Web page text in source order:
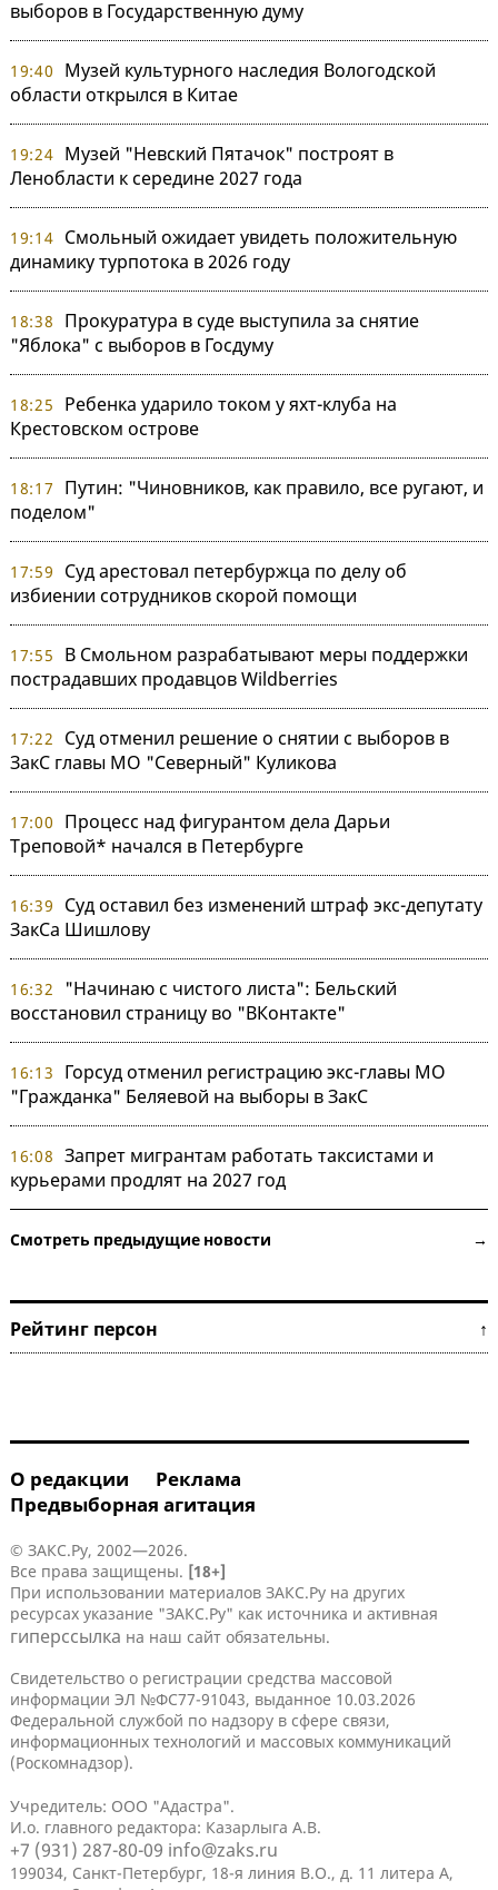
выборов в Государственную думу
19:40
Музей культурного наследия Вологодской
области открылся в Китае
19:24 Музей "Невский Пятачок" построят в
Ленобласти к середине 2027 года
19:14 Смольный ожидает увидеть положительную
динамику турпотока в 2026 году
18:38
Прокуратура в суде выступила за снятие
"Яблока" с выборов в Госдуму
18:25
Ребенка ударило током у яхт-клуба на
Крестовском острове
18:17
Путин: "Чиновников, как правило, все ругают, и
поделом"
17:59
Суд арестовал петербуржца по делу об
избиении сотрудников скорой помощи
17:55
В Смольном разрабатывают меры поддержки
пострадавших продавцов Wildberries
17:22
Суд отменил решение о снятии с выборов в
ЗакС главы МО "Северный" Куликова
17:00
Процесс над фигурантом дела Дарьи
Треповой* начался в Петербурге
16:39
Суд оставил без изменений штраф экс-депутату
ЗакСа Шишлову
16:32
"Начинаю с чистого листа": Бельский
восстановил страницу во "ВКонтакте"
16:13
Горсуд отменил регистрацию экс-главы МО
"Гражданка" Беляевой на выборы в ЗакС
16:08 Запрет мигрантам работать таксистами и
курьерами продлят на 2027 год
Смотреть предыдущие новости →
Рейтинг персон ↑
О редакции
Реклама
Предвыборная агитация
© ЗАКС.Ру, 2002—2026.
Все права защищены. [18+]
При использовании материалов ЗАКС.Ру на других
ресурсах указание "ЗАКС.Ру" как источника и активная
гиперссылка на наш сайт обязательны.
Свидетельство о регистрации средства массовой
информации ЭЛ №ФС77-91043, выданное 10.03.2026
Федеральной службой по надзору в сфере связи,
информационных технологий и массовых коммуникаций
(Роскомнадзор).
Учредитель: ООО "Адастра".
И.о. главного редактора: Казарлыга А.В.
+7 (931) 287-80-09 info@zaks.ru
199034, Санкт-Петербург, 18-я линия В.О., д. 11 литера А,